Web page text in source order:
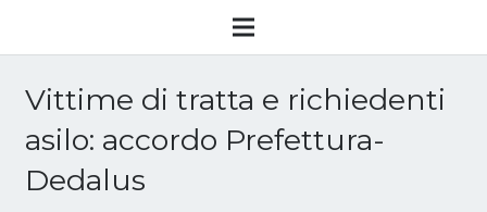
Vittime di tratta e richiedenti
asilo: accordo Prefettura-
Dedalus